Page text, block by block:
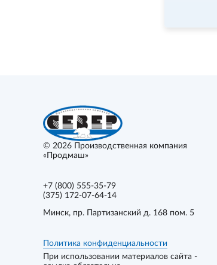
© 2026
Производственная компания
«Продмаш»
+7 (800) 555-35-79
(375) 172-07-64-14
Минск, пр. Партизанский д. 168 пом. 5
Политика конфиденциальности
При использовании материалов сайта -